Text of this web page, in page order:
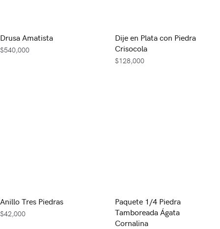
Drusa Amatista
$540,000
Dije en Plata con Piedra
Crisocola
$128,000
Anillo Tres Piedras
$42,000
Paquete 1/4 Piedra
Tamboreada Ágata
Cornalina